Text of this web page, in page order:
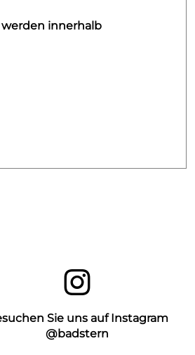
innerhalb
Sie uns auf Instagram
@badstern